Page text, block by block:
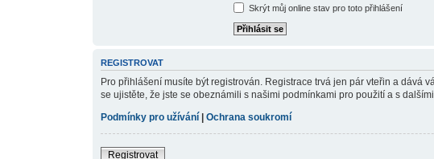
Skrýt můj online stav pro toto přihlášení
REGISTROVAT
Pro přihlášení musíte být registrován. Registrace trvá jen pár vteřin a dává
se ujistěte, že jste se obeznámili s našimi podmínkami pro použití a s
Podmínky pro užívání| Ochrana soukromí
Registrovat